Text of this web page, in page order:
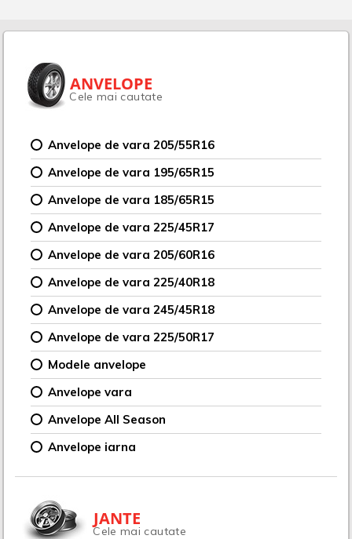
ANVELOPE
Cele mai cautate
Anvelope de vara 205/55R16
Anvelope de vara 195/65R15
Anvelope de vara 185/65R15
Anvelope de vara 225/45R17
Anvelope de vara 205/60R16
Anvelope de vara 225/40R18
Anvelope de vara 245/45R18
Anvelope de vara 225/50R17
Modele anvelope
Anvelope vara
Anvelope All Season
Anvelope iarna
JANTE
Cele mai cautate